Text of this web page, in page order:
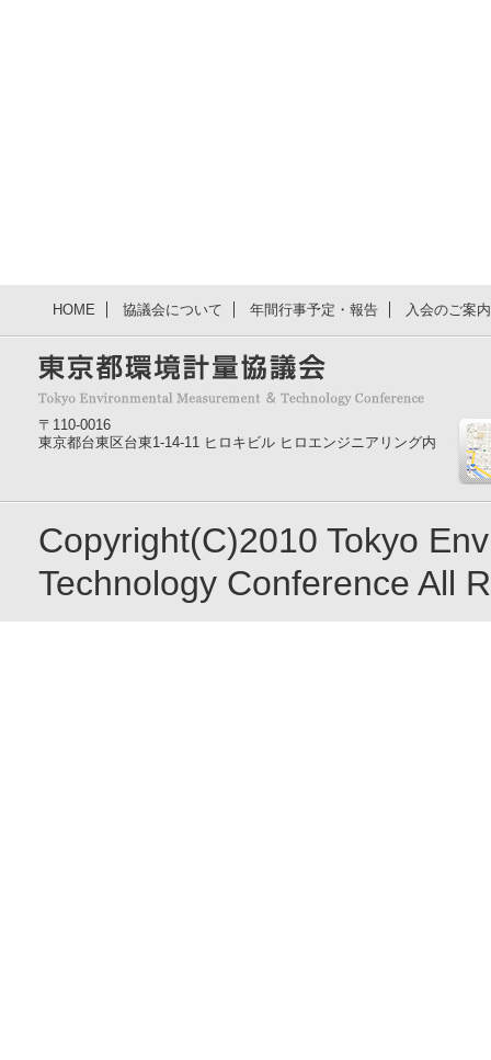
HOME 協議会について 年間行事予定・報告 入会のご案
〒110-0016
東京都台東区台東1-14-11 ヒロキビル ヒロエンジニアリング内
Copyright(C)2010 Tokyo
Technology Conference All